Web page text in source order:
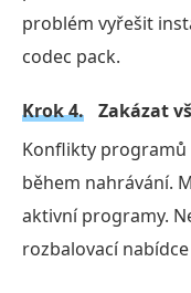
problém vyřešit
codec pack.
Krok 4. Zakázat
Konflikty programů
během nahrávání.
aktivní programy.
rozbalovací